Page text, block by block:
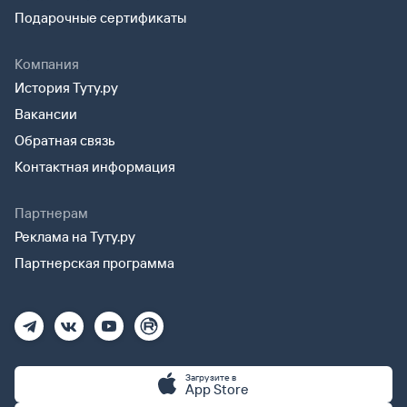
Подарочные сертификаты
Компания
История Туту.ру
Вакансии
Обратная связь
Контактная информация
Партнерам
Реклама на Туту.ру
Партнерская программа
Загрузите в
App Store